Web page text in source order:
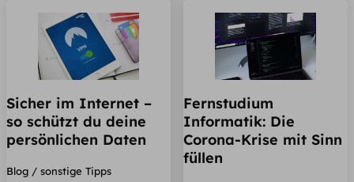
Sicher im Internet –
so schützt du deine
persönlichen Daten
Blog / sonstige Tipps
Fernstudium
Informatik: Die
Corona-Krise mit Sinn
füllen